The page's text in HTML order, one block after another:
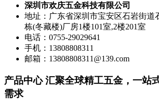
深圳市欢庆五金科技有限公司
地址：广东省深圳市宝安区石岩街道
栋(冬藏楼)厂房1楼101室,2楼201室
电话：0755-29029641
手机：13808808311
邮箱：13808808311@139.com
产品中心汇聚全球精工五金，一站
需求